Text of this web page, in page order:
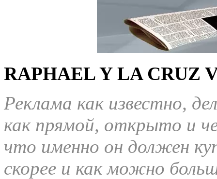
RAPHAEL Y LA CRUZ
Реклама как известно,
как прямой, открыто и
что именно он должен
скорее и как можно